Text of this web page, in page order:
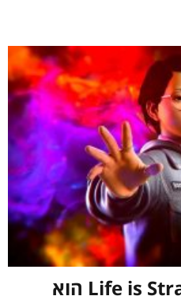
Life is Strange: True Colors הוא